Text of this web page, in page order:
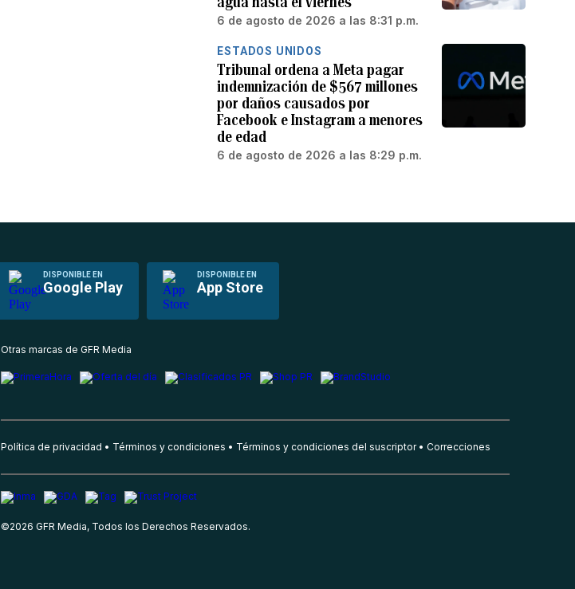
6 de agosto de 2026 a las 8:31 p.m.
ESTADOS UNIDOS
Tribunal ordena a Meta pagar
indemnización de $567 millones
por daños causados por
Facebook e Instagram a menores
de edad
6 de agosto de 2026 a las 8:29 p.m.
DISPONIBLE EN
Google Play
DISPONIBLE EN
App Store
Otras marcas de GFR Media
Política de privacidad Términos y condiciones Términos y condiciones del suscriptor Correcciones
©2026 GFR Media, Todos los Derechos Reservados.